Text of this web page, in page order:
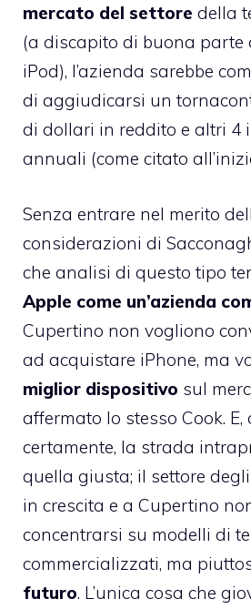
mercato del settore della
(a discapito di buona parte
iPod), l’azienda sarebbe
di aggiudicarsi un
di dollari in reddito e altri 4
annuali (come citato
Senza entrare nel merito
considerazioni di
che analisi di questo tipo
Apple come un’azienda
Cupertino non vogliono
ad acquistare iPhone, ma
miglior dispositivo sul
affermato lo stesso Cook.
certamente, la strada
quella giusta; il settore
in crescita e a Cupertino
concentrarsi su modelli di
commercializzati, ma
futuro. L’unica cosa che